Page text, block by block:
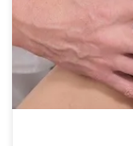
שמדובר בסרט דביק
ולכן המטופל מסוגל
לקדם […]